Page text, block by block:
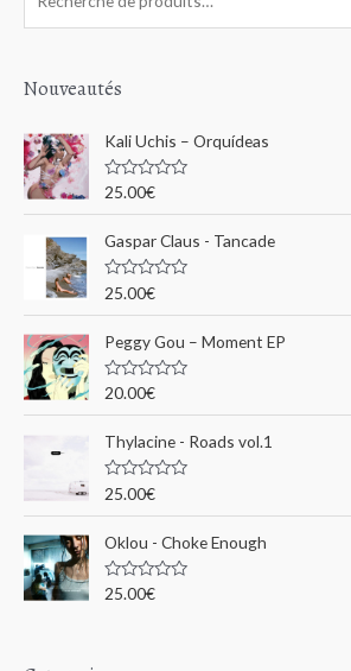
h
r
c
h
u
r
:
Nouveautés
Kali Uchis – Orquídeas
N
e
0
s
r
5
25.00€
Gaspar Claus - Tancade
N
t
e
0
s
r
5
25.00€
Peggy Gou ‎– Moment EP
N
e
0
s
r
5
20.00€
Thylacine - Roads vol.1
N
t
e
0
s
r
25.00€
Oklou - Choke Enough
N
25.00€